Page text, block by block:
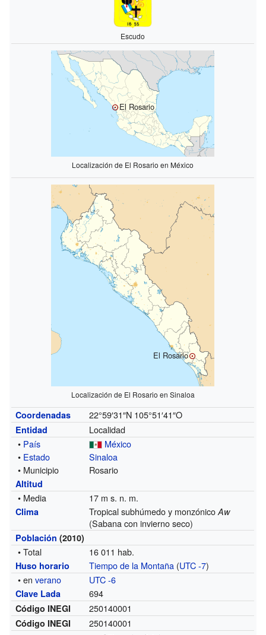
Escudo
El Rosario
Localización de El Rosario en México
El Rosario
Localización de El Rosario en Sinaloa
Coordenadas 22°59′31″N 105°51′41″O
Entidad
Localidad
• País
México
• Estado
Sinaloa
• Municipio
Rosario
Altitud
• Media 17 m s. n. m.
Clima Tropical subhúmedo y monzónicoAw
(Sabana con invierno seco)
Población (2010)
• Total 16 011 hab.
Huso horario Tiempo de la Montaña (UTC -7)
• enverano UTC -6
Clave Lada 694
Código INEGI 250140001
Código INEGI
250140001